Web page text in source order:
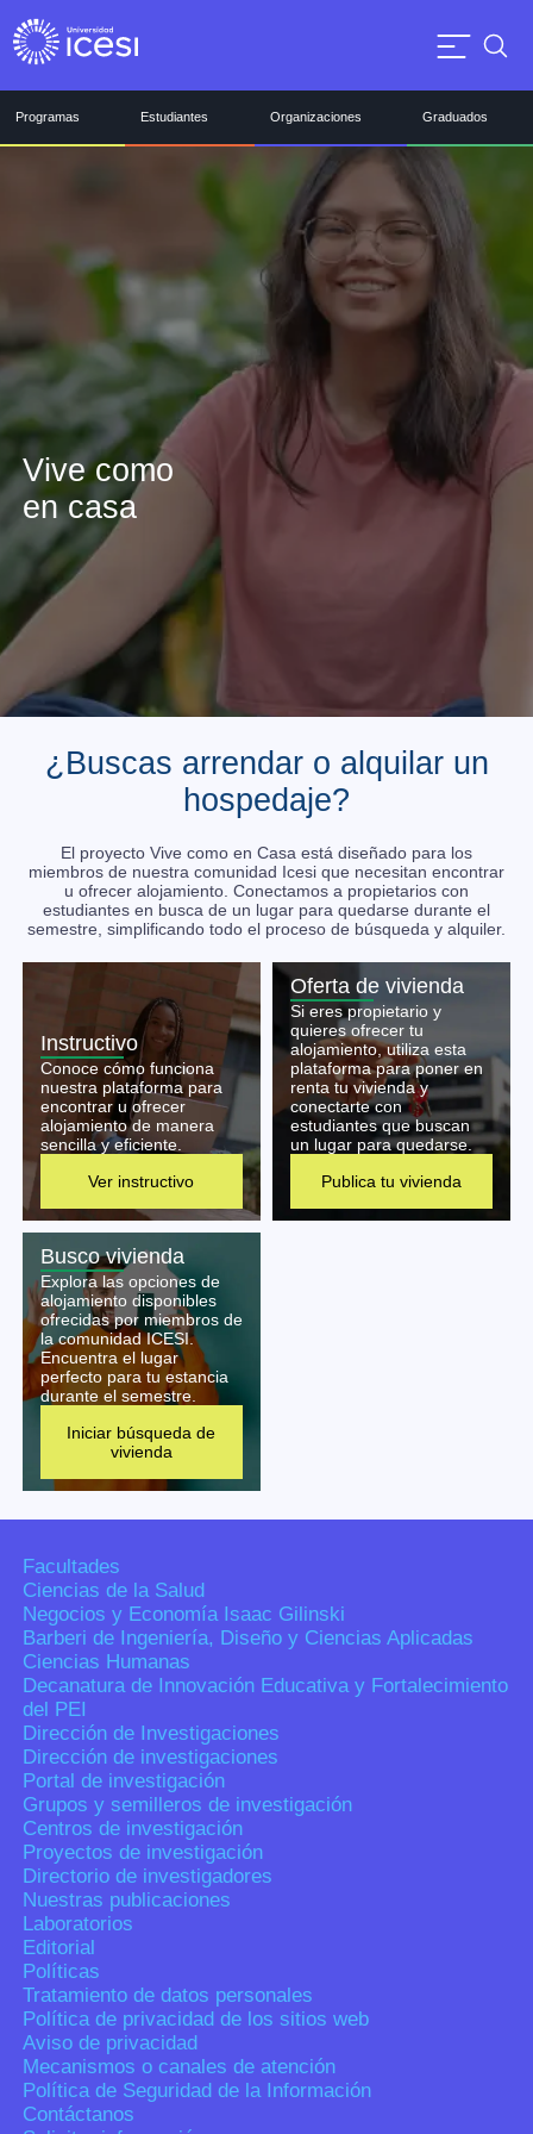
Programas Estudiantes Organizaciones Graduados
Vive como
en casa
¿Buscas arrendar o alquilar un
hospedaje?
El proyecto Vive como en Casa está diseñado para los
miembros de nuestra comunidad Icesi que necesitan encontrar
u ofrecer alojamiento. Conectamos a propietarios con
estudiantes en busca de un lugar para quedarse durante el
semestre, simplificando todo el proceso de búsqueda y alquiler.
Instructivo
Conoce cómo funciona
nuestra plataforma para
encontrar u ofrecer
alojamiento de manera
sencilla y eficiente.
Ver instructivo
Oferta de vivienda
Si eres propietario y
quieres ofrecer tu
alojamiento, utiliza esta
plataforma para poner en
renta tu vivienda y
conectarte con
estudiantes que buscan
un lugar para quedarse.
Publica tu vivienda
Busco vivienda
Explora las opciones de
alojamiento disponibles
ofrecidas por miembros de
la comunidad ICESI.
Encuentra el lugar
perfecto para tu estancia
durante el semestre.
Iniciar búsqueda de
vivienda
Facultades
Ciencias de la Salud
Negocios y Economía Isaac Gilinski
Barberi de Ingeniería, Diseño y Ciencias Aplicadas
Ciencias Humanas
Decanatura de Innovación Educativa y Fortalecimiento
del PEI
Dirección de Investigaciones
Dirección de investigaciones
Portal de investigación
Grupos y semilleros de investigación
Centros de investigación
Proyectos de investigación
Directorio de investigadores
Nuestras publicaciones
Laboratorios
Editorial
Políticas
Tratamiento de datos personales
Política de privacidad de los sitios web
Aviso de privacidad
Mecanismos o canales de atención
Política de Seguridad de la Información
Contáctanos